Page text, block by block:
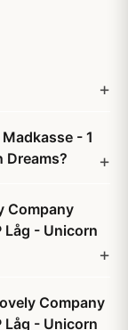
- 1
Dreams?
Company
Låg - Unicorn
Company
Låg - Unicorn